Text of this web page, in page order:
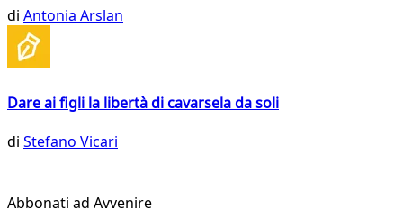
di Antonia Arslan
Dare ai figli la libertà di cavarsela da soli
di Stefano Vicari
Abbonati ad Avvenire